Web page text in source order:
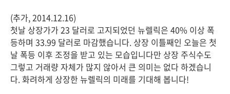
(추가, 2014.12.16)
첫날 상장가가 23 달러로 고지되었던 뉴렐릭은 40% 이상 폭
등하며 33.99 달러로 마감했습니다. 상장 이틀째인 오늘은 첫
날 폭등 이후 조정을 받고 있는 모습입니다만 상장 주식수도
그렇고 거래량 자체가 많지 않아서 큰 의미는 없다 하겠습니
다. 화려하게 상장한 뉴렐릭의 미래를 기대해 봅니다!